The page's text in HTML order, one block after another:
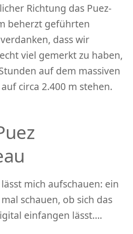
Richtung das Puez-
beherzt geführten
dass wir
viel gemerkt zu haben,
auf dem massiven
circa 2.400 m stehen.
mich aufschauen: ein
schauen, ob sich das
einfangen lässt….